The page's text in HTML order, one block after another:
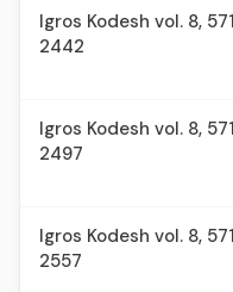
Igros Kodesh vol. 8,
2442
Igros Kodesh vol. 8,
2497
Igros Kodesh vol. 8,
2557